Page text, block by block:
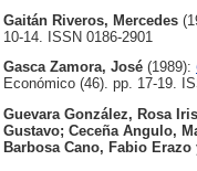
Gaitán Riveros, Mercedes
10-14. ISSN 0186-2901
Gasca Zamora, José (1989):
Económico (46). pp. 17-19.
Guevara González, Rosa Iris
Gustavo; Ceceña Angulo,
Barbosa Cano, Fabio Erazo